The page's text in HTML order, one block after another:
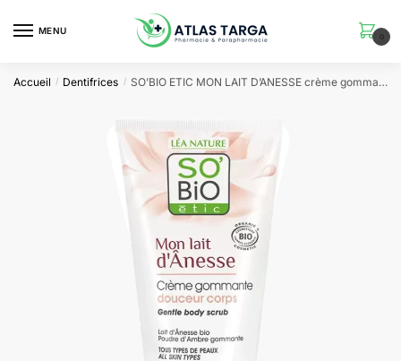
MENU
0
Accueil / Dentifrices / SO’BIO ETIC MON LAIT D’ANESSE crème gommage douceur | 150 ml